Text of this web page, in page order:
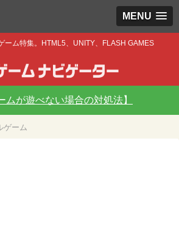
MENU
ーム特集。HTML5、UNITY、FLASH GAMES
ムが遊べない場合の対処法】
ゲーム